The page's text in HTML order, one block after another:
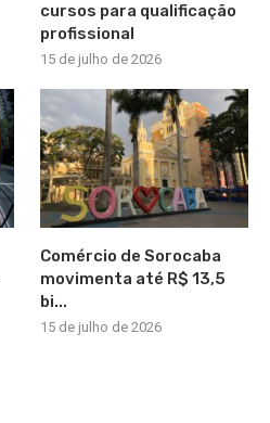
cursos para qualificação
profissional
15 de julho de 2026
Comércio de Sorocaba
movimenta até R$ 13,5
bi...
15 de julho de 2026